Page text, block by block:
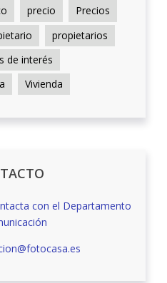
precio
Precios
propietarios
de interés
Vivienda
con el Departamento